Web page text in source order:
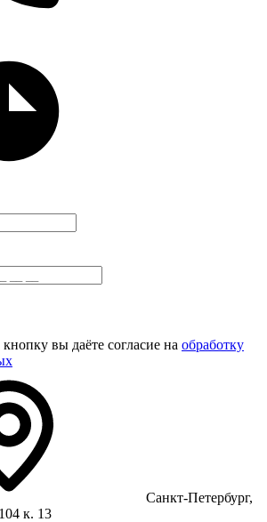
вы даёте согласие на обработку
Санкт-Петербург,
к. 13